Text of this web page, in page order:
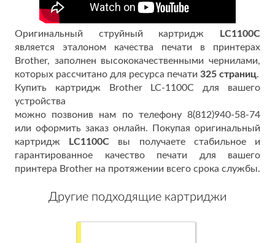
Оригинальный струйный картридж
LC1100C
является эталоном качества печати в принтерах
Brother, заполнен высококачественными чернилами,
которых рассчитано для ресурса печати 325 страниц.
Купить картридж Brother LC-1100C для вашего
устройства
можно позвонив нам по телефону 8(812)940-58-74
или оформить заказ онлайн. Покупая оригинальный
картридж LC1100C вы получаете стабильное и
гарантированное качество печати для вашего
принтера Brother на протяжении всего срока службы.
Другие подходящие картриджи